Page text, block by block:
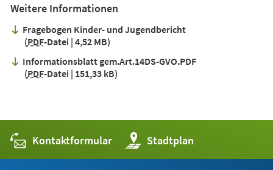
Weitere Informationen
Fragebogen Kinder- und Jugendbericht
PDF-Datei 4,52 MB
Informationsblatt gem.Art.14DS-GVO.PDF
PDF-Datei 151,33 kB
Kontaktformular Stadtplan
(Öffnet
in
einem